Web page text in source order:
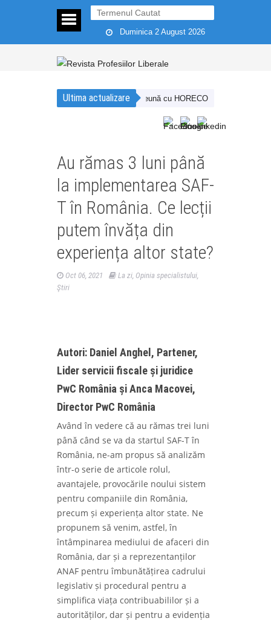
Duminica 2 August 2026
Ultima actualizare
strategică desfășurată împreună cu HORECO Holding
Au rămas 3 luni până
la implementarea SAF-
T în România. Ce lecții
putem învăța din
experiența altor state?
Oct 06, 2021 La zi Opinia specialistului
Ştiri
Autori: Daniel Anghel, Partener,
Lider servicii fiscale și juridice
PwC România și Anca Macovei,
Director PwC România
Având în vedere că au rămas trei luni
până când se va da startul SAF-T în
România, ne-am propus să analizăm
într-o serie de articole rolul,
avantajele, provocările noului sistem
pentru companiile din România,
precum și experiența altor state. Ne
propunem să venim, astfel, în
întâmpinarea mediului de afaceri din
România, dar și a reprezentanților
ANAF pentru îmbunătățirea cadrului
legislativ și procedural pentru a
simplifica viața contribuabililor și a
autorităților, dar și pentru a evidenția